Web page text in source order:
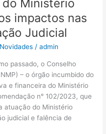
Ministério
impactos nas
Judicial
Novidades /admin
passado, o Conselho
– o órgão incumbido do
e financeira do Ministério
n° 102/2023, que
atuação do Ministério
judicial e falência de